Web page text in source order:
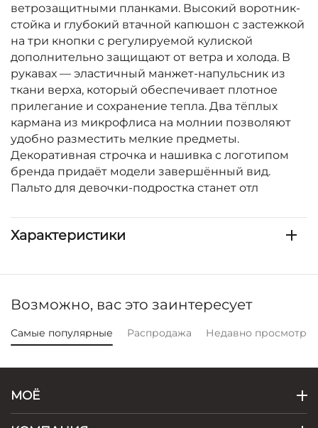
ветрозащитными планками. Высокий воротник-
стойка и глубокий втачной капюшон с застежкой
на три кнопки с регулируемой кулиской
дополнительно защищают от ветра и холода. В
рукавах — эластичный манжет-напульсник из
ткани верха, который обеспечивает плотное
прилегание и сохранение тепла. Два тёплых
кармана из микрофлиса на молнии позволяют
удобно разместить мелкие предметы.
Декоративная строчка и нашивка с логотипом
бренда придаёт модели завершённый вид.
Пальто для девочки-подростка станет отл
Характеристики
Возможно, вас это заинтересует
Самые популярные Распродажа Недавно
МОЁ